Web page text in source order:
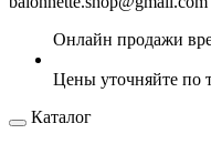
Каталог